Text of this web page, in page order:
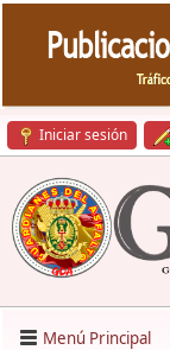
Iniciar sesión
Menú Principal